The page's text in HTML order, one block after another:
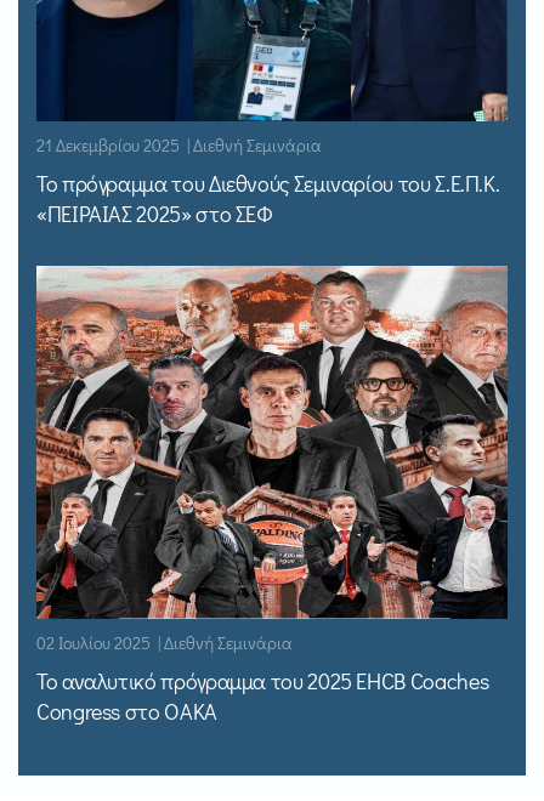
21 Δεκεμβρίου 2025 | Διεθνή Σεμινάρια
Το πρόγραμμα του Διεθνούς Σεμιναρίου του Σ.Ε.Π.Κ.
«ΠΕΙΡΑΙΑΣ 2025» στο ΣΕΦ
02 Ιουλίου 2025 | Διεθνή Σεμινάρια
Το αναλυτικό πρόγραμμα του 2025 EHCB Coaches
Congress στο ΟΑΚΑ